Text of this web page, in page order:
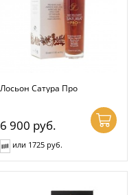
Лосьон Сатура Про
6 900 руб.
или 1725 руб.